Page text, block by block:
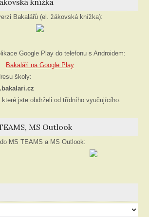
knížka
Bakalářů (el. žákovská knížka):
Google Play do telefonu s Androidem:
Bakaláři na Google Play
školy:
jste obdrželi od třídního vyučujícího.
MS Outlook
MS TEAMS a MS Outlook: